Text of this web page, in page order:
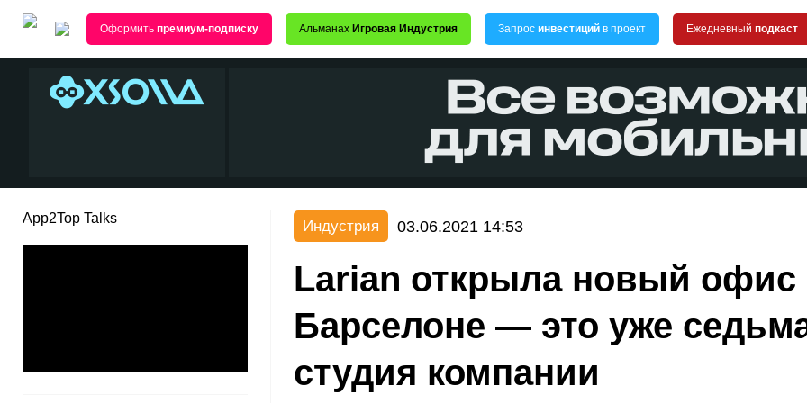
Оформить премиум-подписку Альманах Игровая Индустрия Запрос инвестиций в проект Ежедневный подкаст
App2Top Talks Индустрия 03.06.2021 14:53
Larian открыла новый офис
Барселоне — это уже
студия компании